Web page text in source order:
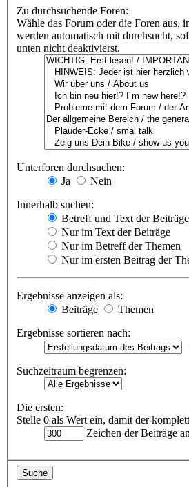
Zu durchsuchende Foren:
Wähle das Forum oder die Foren aus,
werden automatisch mit durchsucht,
unten nicht deaktivierst.
Unterforen durchsuchen:
Ja
Nein
Innerhalb suchen:
Betreff und Text der Beiträge
Nur im Text der Beiträge
Nur im Betreff der Themen
Nur im ersten Beitrag der
Ergebnisse anzeigen als:
Beiträge
Themen
Ergebnisse sortieren nach:
Suchzeitraum begrenzen:
Die ersten:
Stelle 0 als Wert ein, damit der
Zeichen der Beiträge